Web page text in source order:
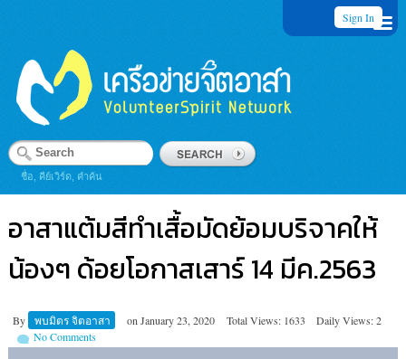
Sign In
ชื่อ, คีย์เวิร์ด, คำค้น
อาสาแต้มสีทำเสื้อมัดย้อมบริจาคให้
น้องๆ ด้อยโอกาสเสาร์ 14 มีค.2563
By พบมิตร จิตอาสา on January 23, 2020 Total Views: 1633
Daily Views: 2
No Comments